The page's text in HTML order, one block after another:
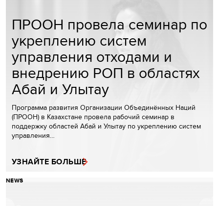
ПРООН провела семинар по
укреплению систем
управления отходами и
внедрению РОП в областях
Абай и Улытау
Программа развития Организации Объединённых Наций
(ПРООН) в Казахстане провела рабочий семинар в
поддержку областей Абай и Улытау по укреплению систем
управления…
УЗНАЙТЕ БОЛЬШЕ
NEWS